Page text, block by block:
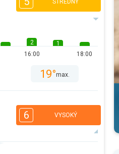
STREDNÝ
2
16:00
1
18:00
19°max.
6 VYSOKÝ